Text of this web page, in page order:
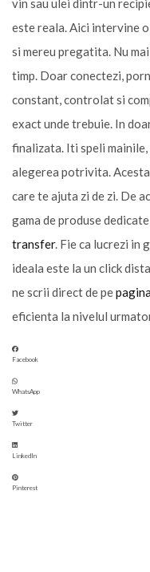
vin sau ulei dintr-un
este reala. Aici intervine o
si mereu pregatita. Nu
timp. Doar conectezi,
constant, controlat si
exact unde trebuie. In
finalizata. Iti speli
alegerea potrivita. Acesta
care te ajuta zi de zi. De
gama de produse
transfer. Fie ca lucrezi in
ideala este la un click
ne scrii direct de pe
eficienta la nivelul
Facebook
WhatsApp
Twitter
LinkedIn
Pinterest